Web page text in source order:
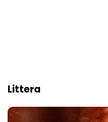
Littera